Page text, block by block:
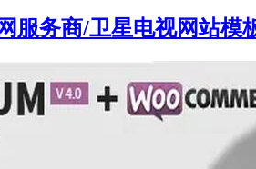
服务商/卫星电视网站模